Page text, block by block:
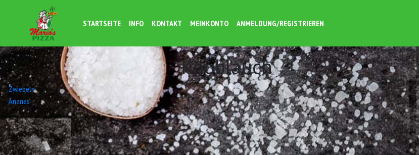
STARTSEITE INFO KONTAKT MEINKONTO ANMELDUNG/REGISTRIEREN
Knoblauch
Beitrags-
Navigation
Zwiebeln
Ananas